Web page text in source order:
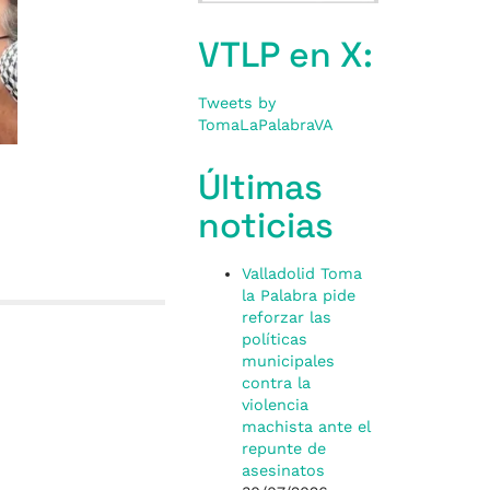
VTLP en X:
Tweets by
TomaLaPalabraVA
Últimas
noticias
Valladolid Toma
la Palabra pide
reforzar las
políticas
municipales
contra la
violencia
machista ante el
repunte de
asesinatos